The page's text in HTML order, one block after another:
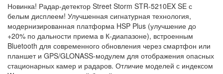
Новинка! Радар-детектор Street Storm STR-5210EX SE с
белым дисплеем! Улучшенная сигнатурная технология,
модернизированная платформа HSP Plus (улучшение до
+20% по дальности приема в К-диапазоне), встроенным
Bluetooth для современного обновления через смартфон или
планшет и GPS/GLONASS-модулем для отображения опасных
стационарных камер и радаров. Отличие моделей с индексом